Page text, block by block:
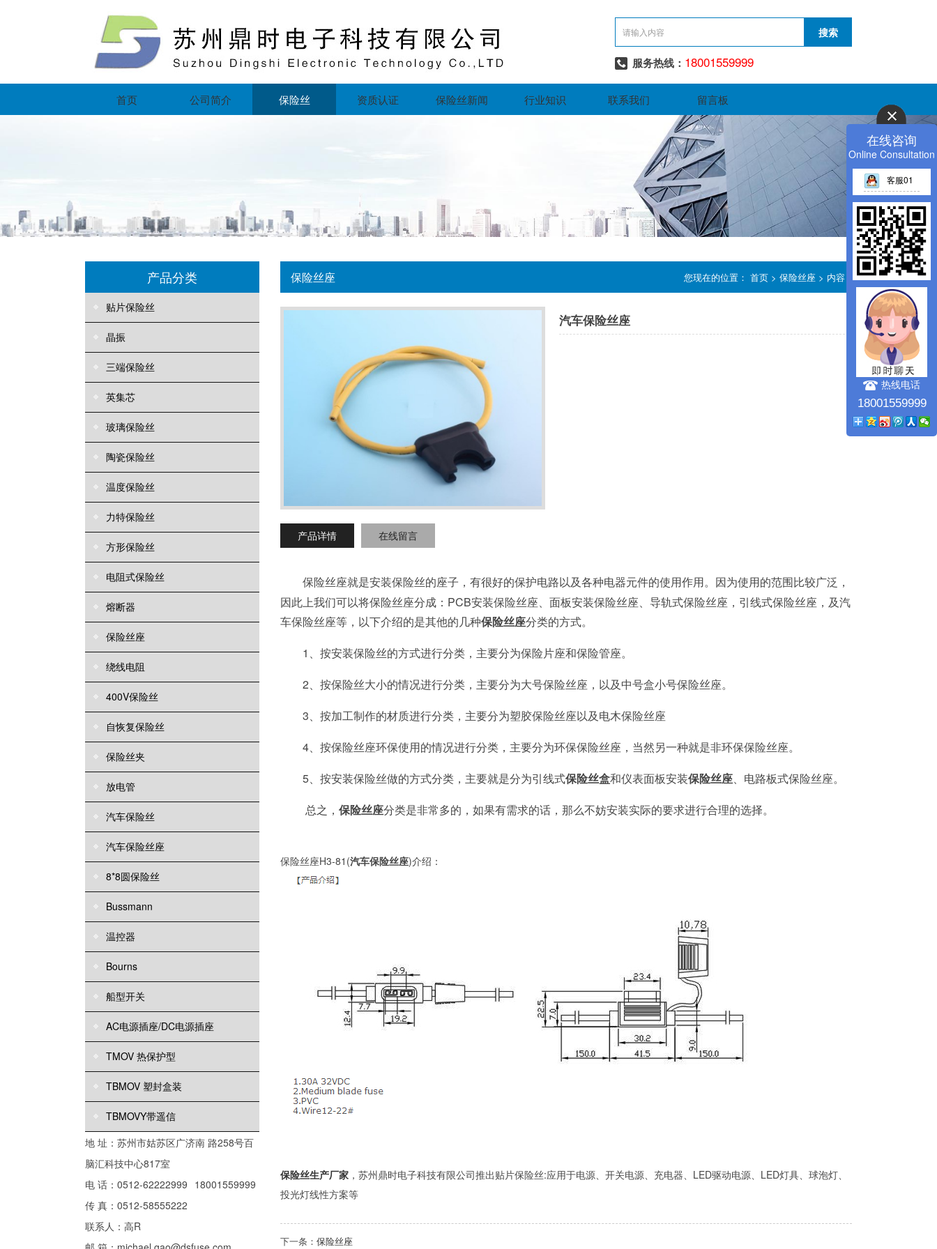
服务热线： 18001559999
首页 公司简介 保险丝 资质认证 保险丝新闻 行业知识 联系我们 留言板
产品分类
贴片保险丝
晶振
三端保险丝
英集芯
玻璃保险丝
陶瓷保险丝
温度保险丝
力特保险丝
方形保险丝
电阻式保险丝
熔断器
保险丝座
绕线电阻
400V保险丝
自恢复保险丝
保险丝夹
放电管
汽车保险丝
汽车保险丝座
8*8圆保险丝
Bussmann
温控器
Bourns
船型开关
AC电源插座/DC电源插座
TMOV 热保护型
TBMOV 塑封盒装
TBMOVY带遥信
地 址：苏州市姑苏区广济南 路258号百
脑汇科技中心817室
电 话：0512-62222999 18001559999
传 真：0512-58555222
联系人：高R
保险丝座 您现在的位置： 首页 > 保险丝座 > 内容
汽车保险丝座
产品详情 在线留言
保险丝座就是安装保险丝的座子，有很好的保护电路以及各种电器元件的使用作用。因为使用的范围比较广泛，
因此上我们可以将保险丝座分成： PCB安装保险丝座、面板安装保险丝座、导轨式保险丝座，引线式保险丝座，及汽
车保险丝座等，以下介绍的是其他的几种保险丝座分类的方式。
1 、按安装保险丝的方式进行分类，主要分为保险片座和保险管座。
2 、按保险丝大小的情况进行分类，主要分为大号保险丝座，以及中号盒小号保险丝座。
3 、按加工制作的材质进行分类，主要分为塑胶保险丝座以及电木保险丝座
4 、按保险丝座环保使用的情况进行分类，主要分为环保保险丝座，当然另一种就是非环保保险丝座。
5 、按安装保险丝做的方式分类，主要就是分为引线式保险丝盒和仪表面板安装保险丝座 、电路板式保险丝座。
总之， 保险丝座分类是非常多的，如果有需求的话，那么不妨安装实际的要求进行合理的选择。
保险丝座H3-81(汽车保险丝座)介绍：
保险丝生产厂家 ，苏州鼎时电子科技有限公司推出贴片保险丝:应用于电源、开关电源、充电器、LED驱动电源、LED灯具、球泡灯、
投光灯线性方案等
下一条： 保险丝座
在线咨询
Online Consultation
客服01
热线电话
18001559999